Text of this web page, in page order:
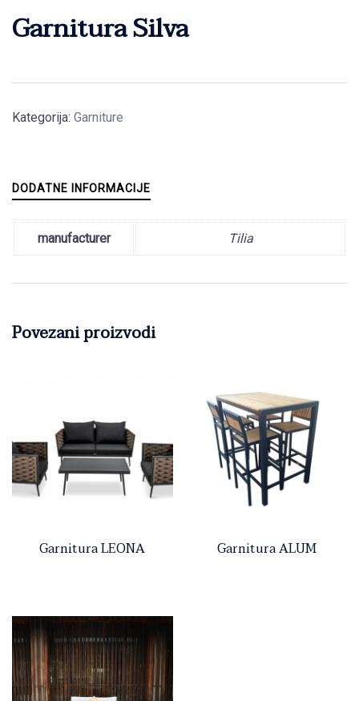
Garnitura Silva
Kategorija: Garniture
DODATNE INFORMACIJE
manufacturer Tilia
Povezani proizvodi
Garnitura LEONA Garnitura ALUM